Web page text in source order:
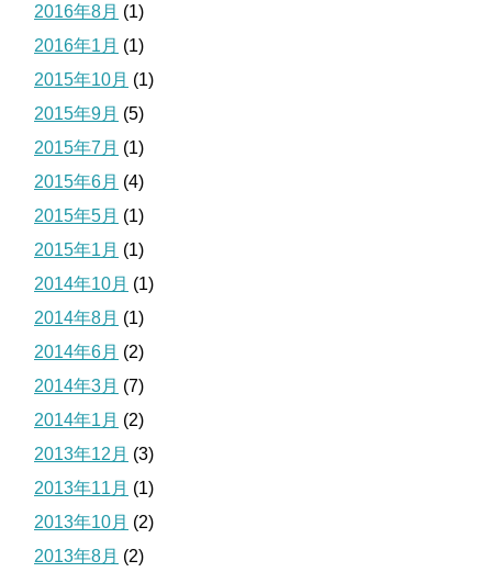
2016年8月 (1)
2016年1月 (1)
2015年10月 (1)
2015年9月 (5)
2015年7月 (1)
2015年6月 (4)
2015年5月 (1)
2015年1月 (1)
2014年10月 (1)
2014年8月 (1)
2014年6月 (2)
2014年3月 (7)
2014年1月 (2)
2013年12月 (3)
2013年11月 (1)
2013年10月 (2)
2013年8月 (2)